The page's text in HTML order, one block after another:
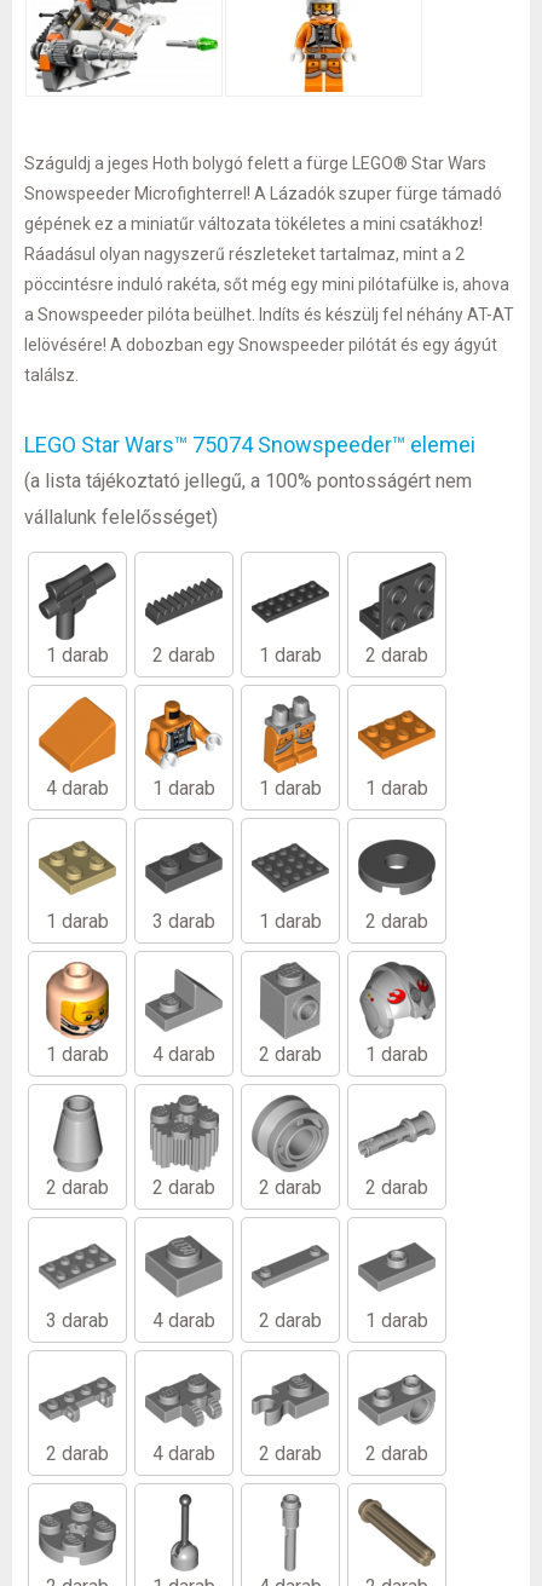
Száguldj a jeges Hoth bolygó felett a fürge LEGO® Star Wars
Snowspeeder Microfighterrel! A Lázadók szuper fürge támadó
gépének ez a miniatűr változata tökéletes a mini csatákhoz!
Ráadásul olyan nagyszerű részleteket tartalmaz, mint a 2
pöccintésre induló rakéta, sőt még egy mini pilótafülke is, ahova
a Snowspeeder pilóta beülhet. Indíts és készülj fel néhány AT-AT
lelövésére! A dobozban egy Snowspeeder pilótát és egy ágyút
találsz.
LEGO Star Wars™ 75074 Snowspeeder™ elemei
(a lista tájékoztató jellegű, a 100% pontosságért nem
vállalunk felelősséget)
1 darab 2 darab 1 darab 2 darab
4 darab 1 darab 1 darab 1 darab
1 darab 3 darab 1 darab 2 darab
1 darab 4 darab 2 darab 1 darab
2 darab 2 darab 2 darab 2 darab
3 darab 4 darab 2 darab 1 darab
2 darab 4 darab 2 darab 2 darab